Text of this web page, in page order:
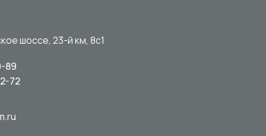
шоссе, 23-й км, 8с1
89
72